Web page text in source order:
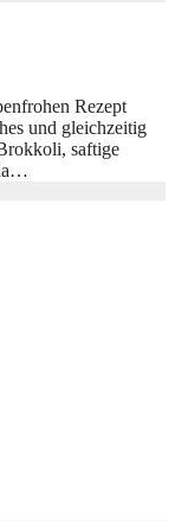
Rezept
und gleichzeitig
saftige